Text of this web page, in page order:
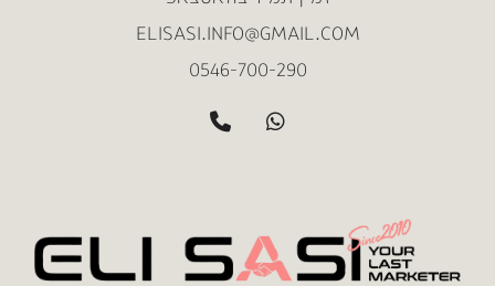
ELISASI.INFO@GMAIL.COM
0546-700-290